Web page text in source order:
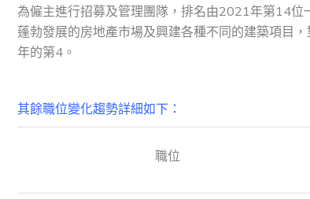
為僱主進行招募及管理團隊，排名由2021年第14
蓬勃發展的房地產市場及興建各種不同的建築項目
年的第4。
其餘職位變化趨勢詳細如下：
職位